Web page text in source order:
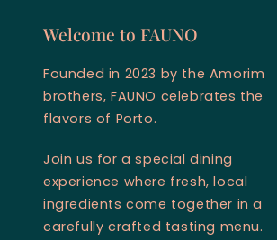
Welcome to FAUNO
Founded in 2023 by the Amorim
brothers, FAUNO celebrates the
flavors of Porto.
Join us for a special dining
experience where fresh, local
ingredients come together in a
carefully crafted tasting menu.